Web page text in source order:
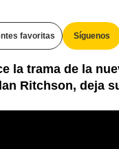
favoritas Síguenos
la trama de la
Ritchson, deja